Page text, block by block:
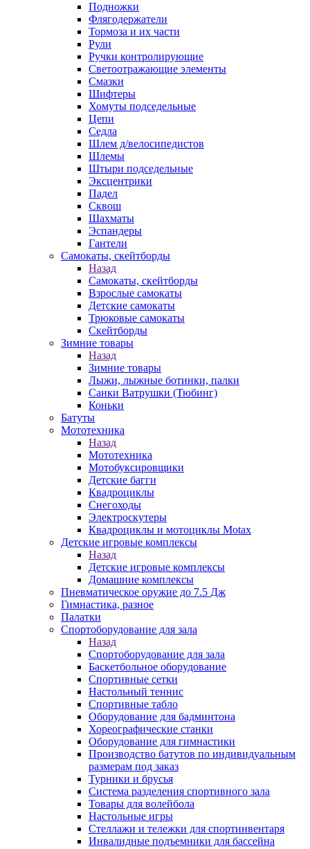
Подножки
Флягодержатели
Тормоза и их части
Рули
Ручки контролирующие
Светоотражающие элементы
Смазки
Шифтеры
Хомуты подседельные
Цепи
Седла
Шлем д/велосипедистов
Шлемы
Штыри подседельные
Эксцентрики
Падел
Сквош
Шахматы
Эспандеры
Гантели
Самокаты, скейтборды
Назад
Самокаты, скейтборды
Взрослые самокаты
Детские самокаты
Трюковые самокаты
Скейтборды
Зимние товары
Назад
Зимние товары
Лыжи, лыжные ботинки, палки
Санки Ватрушки (Тюбинг)
Коньки
Батуты
Мототехника
Назад
Мототехника
Мотобуксировщики
Детские багги
Квадроциклы
Снегоходы
Электроскутеры
Квадроциклы и мотоциклы Motax
Детские игровые комплексы
Назад
Детские игровые комплексы
Домашние комплексы
Пневматическое оружие до 7.5 Дж
Гимнастика, разное
Палатки
Спортоборудование для зала
Назад
Спортоборудование для зала
Баскетбольное оборудование
Спортивные сетки
Настольный теннис
Спортивные табло
Оборудование для бадминтона
Хореографические станки
Оборудование для гимнастики
Производство батутов по индивидуальным
размерам под заказ
Турники и брусья
Система разделения спортивного зала
Товары для волейбола
Настольные игры
Стеллажи и тележки для спортинвентаря
Инвалидные подъемники для бассейна